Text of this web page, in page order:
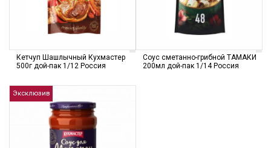
Кетчуп Шашлычный Кухмастер
500г дой-пак 1/12 Россия
Соус сметанно-грибной ТАМАКИ
200мл дой-пак 1/14 Россия
Эксклюзив